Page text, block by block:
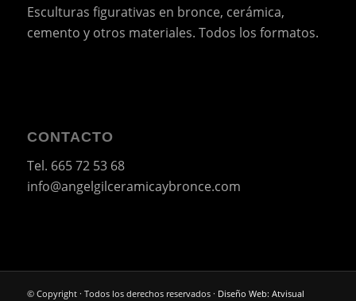
Esculturas figurativas en bronce, cerámica,
cemento y otros materiales. Todos los formatos.
CONTACTO
Tel. 665 72 53 68
info@angelgilceramicaybronce.com
© Copyright · Todos los derechos reservados · Diseño Web: Atvisual